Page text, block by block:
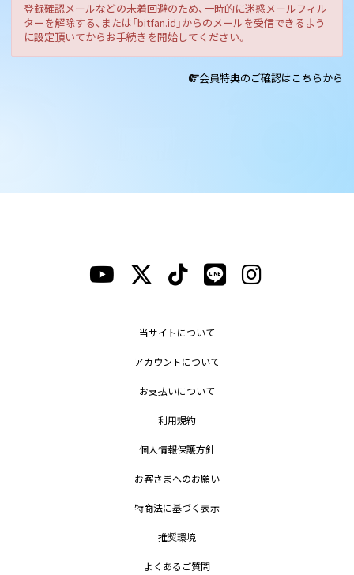
登録確認メールなどの未着回避のため、一時的に迷惑メールフィル
ターを解除する、または「bitfan.id」からのメールを受信できるよう
に設定頂いてからお手続きを開始してください。
会員特典のご確認はこちらから
当サイトについて
アカウントについて
お支払いについて
利用規約
個人情報保護方針
お客さまへのお願い
特商法に基づく表示
推奨環境
よくあるご質問